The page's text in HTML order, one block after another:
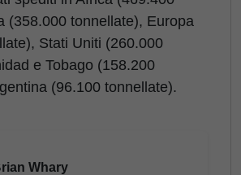
(358.000 tonnellate), Europa
Stati Uniti (260.000
e Tobago (158.200
(96.100 tonnellate).
Whary